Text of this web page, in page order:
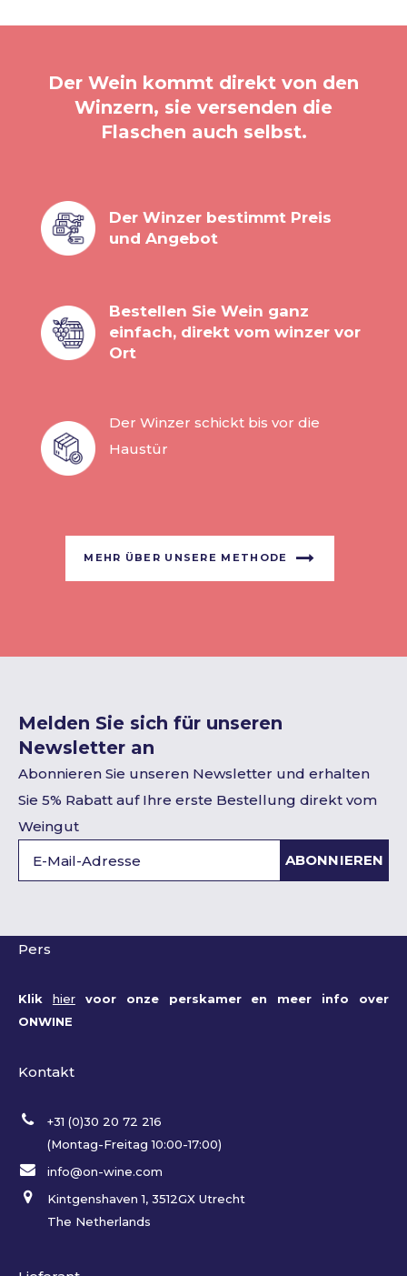
Der Wein kommt direkt von den
Winzern, sie versenden die
Flaschen auch selbst.
Der Winzer bestimmt Preis
und Angebot
Bestellen Sie Wein ganz
einfach, direkt vom winzer vor
Ort
Der Winzer schickt bis vor die
Haustür
MEHR ÜBER UNSERE METHODE
Melden Sie sich für unseren
Newsletter an
Abonnieren Sie unseren Newsletter und erhalten
Sie 5% Rabatt auf Ihre erste Bestellung direkt vom
Weingut
ABONNIEREN
Pers
Klik hiervoor onze perskamer en meer info over
ONWINE
Kontakt
+31 (0)30 20 72 216
(Montag-Freitag 10:00-17:00)
info@on-wine.com
Kintgenshaven 1, 3512GX Utrecht
The Netherlands